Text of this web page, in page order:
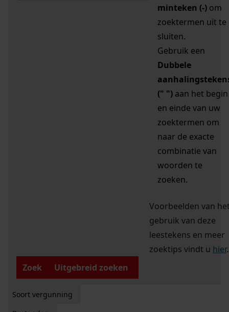
minteken (-) om
zoektermen uit te
sluiten.
Gebruik een
Dubbele
(" ") aan het begin
en einde van uw
zoektermen om
naar de exacte
combinatie van
woorden te
zoeken.
Voorbeelden van
gebruik van deze
leestekens en meer
zoektips vindt u hier.
Zoek
Uitgebreid zoeken
Soort vergunning